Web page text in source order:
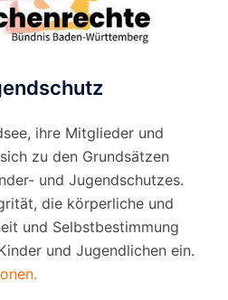
ihre Mitglieder und
zu den Grundsätzen
und Jugendschutzes.
die körperliche und
und Selbstbestimmung
und Jugendlichen ein.